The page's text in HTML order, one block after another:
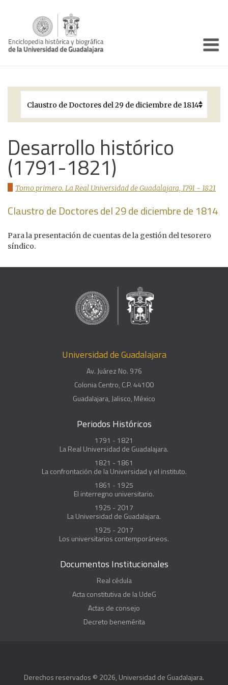
Períodos Históricos
Galería
Documentos institucionales
Desarrollo histórico
(1791-1821)
Tomo primero. La Real Universidad de Guadalajara, 1791 - 1821
Claustro de Doctores del 29 de diciembre de 1814
Para la presentación de cuentas de la gestión del tesorero
síndico.
Universidad de Guadalajara
Av. Juárez No. 976
Colonia Centro, C.P. 44100
Guadalajara, Jalisco, México
Periodos Históricos
1791 - 1821
La Real Universidad de Guadalajara.
1821 - 1861
La confrontación de la Universidad y el instituto.
1861 - 1925
El interregno universitario.
1925 - 2017
La Universidad de Guadalajara.
1925 - 2017
Los universitarios contemporáneos.
Documentos Institucionales
Real cédula
Acta constitutiva de la UdeG
Actas de consejo
Decreto benemérita
Derechos reservados © 2026, Universidad de Guadalajara.